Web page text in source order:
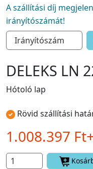
A szállítási díj
irányítószámát!
DELEKS LN
Hótoló lap
Rövid szállítási
1.008.397